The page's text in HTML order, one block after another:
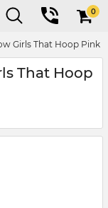
0
Girls That Hoop Pink
That Hoop